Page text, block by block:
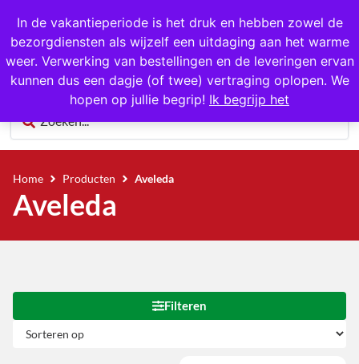
In de vakantieperiode is het druk en hebben zowel de
bezorgdiensten als wijzelf een uitdaging aan het warme
weer. Verwerking van bestellingen en de leveringen ervan
kunnen dus een dagje (of twee) vertraging oplopen. We
hopen op jullie begrip! Ik begrijp het
0
Home Producten Aveleda
Aveleda
Filteren